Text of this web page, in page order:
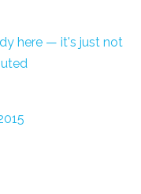
here — it's just not